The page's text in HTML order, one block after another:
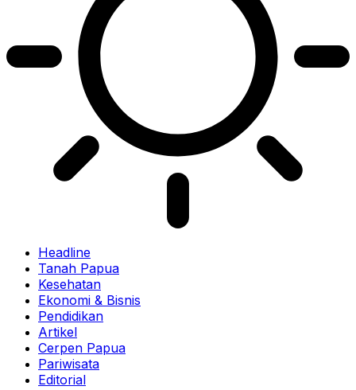
Headline
Tanah Papua
Kesehatan
Ekonomi & Bisnis
Pendidikan
Artikel
Cerpen Papua
Pariwisata
Editorial